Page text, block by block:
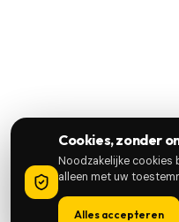
Cookies, zonder
Noodzakelijke cookies
alleen met uw
Alles accepteren